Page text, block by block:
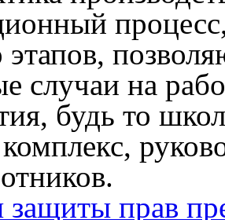
этапов,
случаи на
будь то